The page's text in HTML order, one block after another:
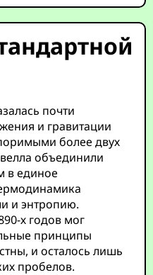
почти
и гравитации
более двух
объединили
в единое
и энтропию.
х годов мог
принципы
и осталось лишь
пробелов.